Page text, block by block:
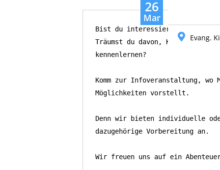
26
Mar
Evang.
Bist du interessiert an einer
Träumst du davon, Kenia zu
kennenlernen?
Komm zur Infoveranstaltung,
Möglichkeiten vorstellt.
Denn wir bieten individuelle
dazugehörige Vorbereitung an.
Wir freuen uns auf ein